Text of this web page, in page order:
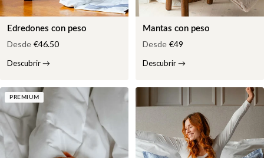
Edredones con peso
Desde €46.50
Descubrir→
Mantas con peso
Desde €49
Descubrir→
PREMIUM